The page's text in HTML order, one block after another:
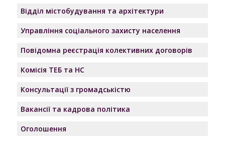
Відділ містобудування та архітектури
Управління соціального захисту населення
Повідомна реєстрація колективних договорів
Комісія ТЕБ та НС
Консультації з громадськістю
Вакансії та кадрова політика
Оголошення